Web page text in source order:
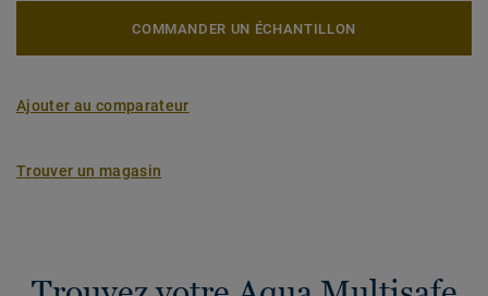
COMMANDER UN ÉCHANTILLON
Ajouter au comparateur
Trouver un magasin